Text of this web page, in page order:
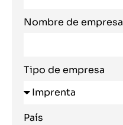
Nombre de empresa
Tipo de empresa
País